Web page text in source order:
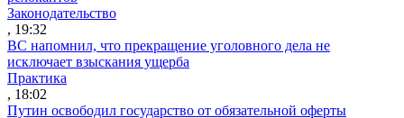
Законодательство
, 19:32
ВС напомнил, что прекращение уголовного дела не
исключает взыскания ущерба
Практика
, 18:02
Путин освободил государство от обязательной оферты